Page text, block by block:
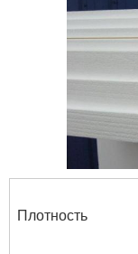
Плотность